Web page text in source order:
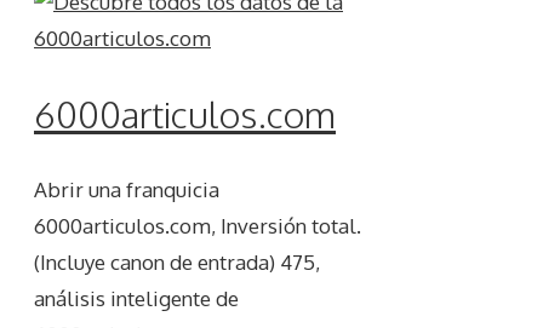
6000articulos.com
Abrir una franquicia
6000articulos.com, Inversión total.
(Incluye canon de entrada) 475,
análisis inteligente de